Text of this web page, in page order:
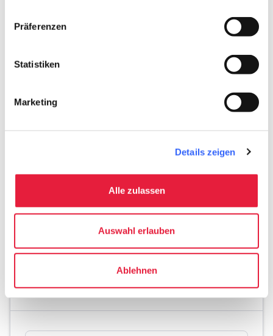
Präferenzen
Statistiken
Marketing
Details zeigen
Alle zulassen
Auswahl erlauben
Ablehnen
straighten Länge der Route
Körperliche Anstrengung
Technische Schwierigkeit
Track und Reiseroute